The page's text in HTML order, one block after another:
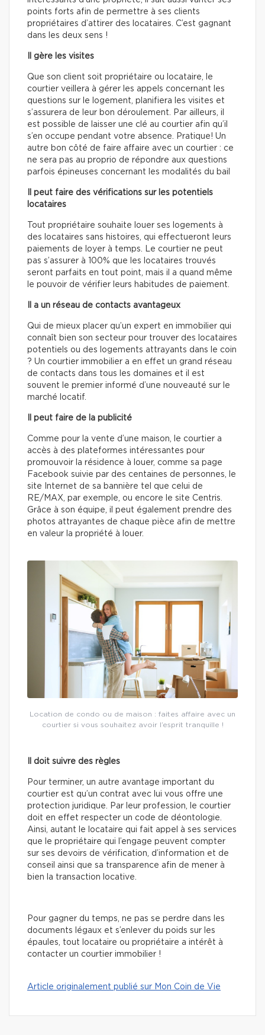
points forts afin de permettre à ses clients
propriétaires d’attirer des locataires. C’est gagnant
dans les deux sens !
Il gère les visites
Que son client soit propriétaire ou locataire, le
courtier veillera à gérer les appels concernant les
questions sur le logement, planifiera les visites et
s’assurera de leur bon déroulement. Par ailleurs, il
est possible de laisser une clé au courtier afin qu’il
s’en occupe pendant votre absence. Pratique! Un
autre bon côté de faire affaire avec un courtier : ce
ne sera pas au proprio de répondre aux questions
parfois épineuses concernant les modalités du bail
Il peut faire des vérifications sur les potentiels
locataires
Tout propriétaire souhaite louer ses logements à
des locataires sans histoires, qui effectueront leurs
paiements de loyer à temps. Le courtier ne peut
pas s’assurer à 100% que les locataires trouvés
seront parfaits en tout point, mais il a quand même
le pouvoir de vérifier leurs habitudes de paiement.
Il a un réseau de contacts avantageux
Qui de mieux placer qu’un expert en immobilier qui
connaît bien son secteur pour trouver des locataires
potentiels ou des logements attrayants dans le coin
? Un courtier immobilier a en effet un grand réseau
de contacts dans tous les domaines et il est
souvent le premier informé d’une nouveauté sur le
marché locatif.
Il peut faire de la publicité
Comme pour la vente d’une maison, le courtier a
accès à des plateformes intéressantes pour
promouvoir la résidence à louer, comme sa page
Facebook suivie par des centaines de personnes, le
site Internet de sa bannière tel que celui de
RE/MAX, par exemple, ou encore le site Centris.
Grâce à son équipe, il peut également prendre des
photos attrayantes de chaque pièce afin de mettre
en valeur la propriété à louer.
Location de condo ou de maison : faites affaire avec un
courtier si vous souhaitez avoir l’esprit tranquille !
Il doit suivre des règles
Pour terminer, un autre avantage important du
courtier est qu’un contrat avec lui vous offre une
protection juridique. Par leur profession, le courtier
doit en effet respecter un code de déontologie.
Ainsi, autant le locataire qui fait appel à ses services
que le propriétaire qui l’engage peuvent compter
sur ses devoirs de vérification, d’information et de
conseil ainsi que sa transparence afin de mener à
bien la transaction locative.
Pour gagner du temps, ne pas se perdre dans les
documents légaux et s’enlever du poids sur les
épaules, tout locataire ou propriétaire a intérêt à
contacter un courtier immobilier !
Article originalement publié sur Mon Coin de Vie